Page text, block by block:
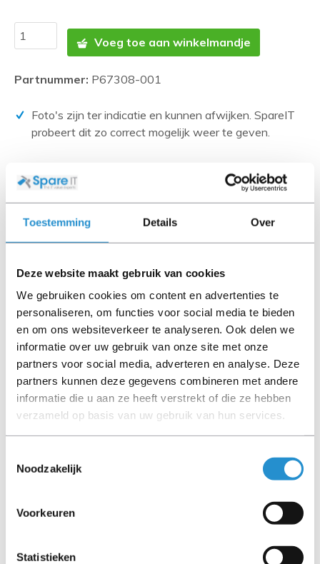
Toestemming Details Over
Deze website maakt gebruik van cookies
We gebruiken cookies om content en advertenties te
personaliseren, om functies voor social media te bieden
en om ons websiteverkeer te analyseren. Ook delen we
informatie over uw gebruik van onze site met onze
partners voor social media, adverteren en analyse. Deze
partners kunnen deze gegevens combineren met andere
informatie die u aan ze heeft verstrekt of die ze hebben
verzameld op basis van uw gebruik van hun services.
Noodzakelijk
Voorkeuren
Statistieken
Voeg toe aan winkelmandje
Partnummer: P67308-001
Foto's zijn ter indicatie en kunnen afwijken. SpareIT
probeert dit zo correct mogelijk weer te geven.
Product foto’s en specificaties worden beschikbaar
gesteld door Universele Databases en zijn vaak
gebaseerd op nieuwe producten.
(tenzij anders aangegeven). Bij Refurbished artikelen zijn
kabels, software media en handleidingen niet inbegrepen
(tenzij anders aangegeven).
Let goed op de productbeschrijving en neem bij vragen
contact op met ons.
Omschrijving
LET OP: Op refurbished producten geldt een
garantieperiode van 90 dagen, tenzij anders